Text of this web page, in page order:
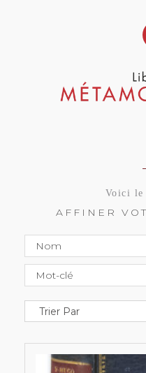
Voici le
AFFINER
Nom
Mot-clé